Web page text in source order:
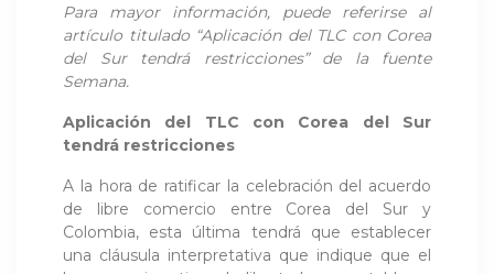
Para mayor información, puede referirse al
artículo titulado “Aplicación del TLC con Corea
del Sur tendrá restricciones” de la fuente
Semana.
Aplicación del TLC con Corea del Sur
tendrá restricciones
A la hora de ratificar la celebración del acuerdo
de libre comercio entre Corea del Sur y
Colombia, esta última tendrá que establecer
una cláusula interpretativa que indique que el